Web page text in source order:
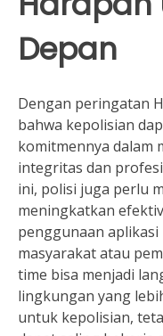
Depan
Dengan peringatan
bahwa kepolisian
komitmennya dalam
integritas dan
ini, polisi juga perlu
meningkatkan
penggunaan
masyarakat atau
time bisa menjadi
lingkungan yang
untuk kepolisian,